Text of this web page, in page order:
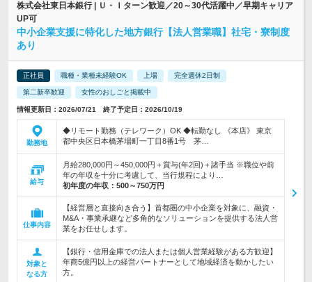
株式会社東日本銀行 | Ｕ・Ｉターン歓迎／20～30代活躍中／早期キャリア
UP可
中小企業支援に特化した地方銀行【法人営業職】社宅・寮制度
あり
正社員 職種・業種未経験OK 上場 完全週休2日制
第二新卒歓迎 女性のおしごと掲載中
情報更新日：2026/07/21 終了予定日：2026/10/19
勤務地
◆リモート勤務（テレワーク）OK ◆転勤なし 《本店》 東京
都中央区日本橋茅場町一丁目8番1号 茅…
給与
月給280,000円～450,000円＋賞与(年2回)＋諸手当 ※職位や前
年の年収を十分に考慮して、当行規程により…
初年度の年収： 500～750万円
仕事内容
【経営層と直接向き合う】首都圏の中小企業を対象に、融資・
M&A・事業承継など多角的なソリューションを提供する法人営
業をお任せします。
対象と
なる方
【銀行・信用金庫での法人または個人営業経験がある方歓迎】
年商5億円以上の経営パートナーとして地域経済を動かしたい
方。